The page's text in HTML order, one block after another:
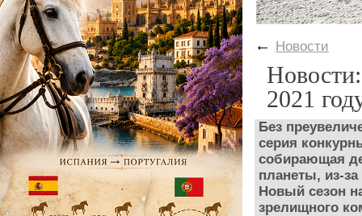
← Новости
2021
Без
серия
собирающая
планеты, из-за
Новый сезон
зрелищного